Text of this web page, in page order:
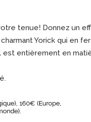
tenue! Donnez un
Yorick qui en
est entièrement en